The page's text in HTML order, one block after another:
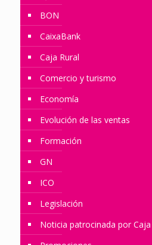
BON
CaixaBank
Caja Rural
Comercio y turismo
Economía
Evolución de las ventas
Formación
GN
ICO
Legislación
Noticia patrocinada por